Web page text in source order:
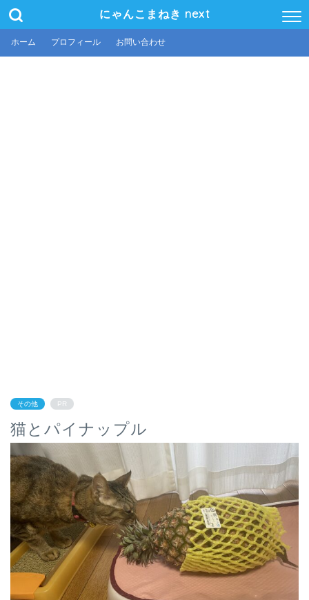
にゃんこまねき next
ホーム プロフィール お問い合わせ
その他 PR
猫とパイナップル